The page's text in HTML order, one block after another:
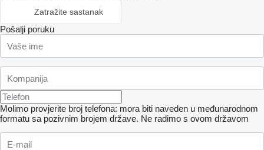
Zatražite sastanak
Pošalji poruku
Molimo provjerite broj telefona: mora biti naveden u međunarodnom
formatu sa pozivnim brojem države. Ne radimo s ovom državom